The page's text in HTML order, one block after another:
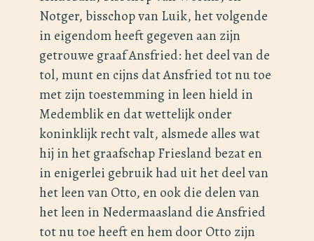
Notger, bisschop van Luik, het volgende
in eigendom heeft gegeven aan zijn
getrouwe graaf Ansfried: het deel van de
tol, munt en cijns dat Ansfried tot nu toe
met zijn toestemming in leen hield in
Medemblik en dat wettelijk onder
koninklijk recht valt, alsmede alles wat
hij in het graafschap Friesland bezat en
in enigerlei gebruik had uit het deel van
het leen van Otto, en ook die delen van
het leen in Nedermaasland die Ansfried
tot nu toe heeft en hem door Otto zijn